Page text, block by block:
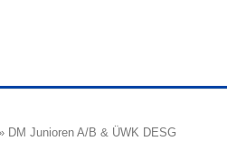
DM Junioren A/B & ÜWK DESG